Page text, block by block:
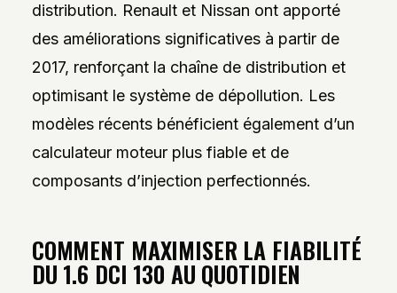
distribution. Renault et Nissan ont apporté
des améliorations significatives à partir de
2017, renforçant la chaîne de distribution et
optimisant le système de dépollution. Les
modèles récents bénéficient également d’un
calculateur moteur plus fiable et de
composants d’injection perfectionnés.
COMMENT MAXIMISER LA FIABILITÉ
DU 1.6 DCI 130 AU QUOTIDIEN